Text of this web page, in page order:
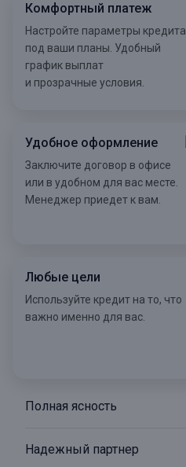
Комфортный платеж
Настройте параметры кредита
под ваши планы. Удобный
график выплат
и прозрачные условия.
Удобное оформление
Заключите договор в офисе
или в удобном для вас месте.
Менеджер приедет к вам.
Любые цели
Используйте кредит на то, что
важно именно для вас.
Полная ясность
Надежный партнер